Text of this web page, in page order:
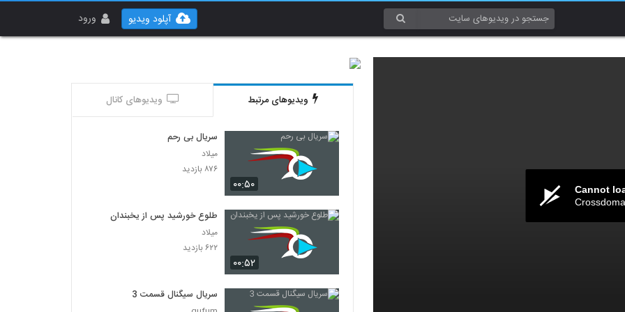
ورود آپلود ویدیو
Cannot
ویدیوهای مرتبط ویدیوهای کانال
۰۰:۵۰
سریال بی رحم
میلاد
۸۷۶ بازدید
۰۰:۵۲
طلوع خورشید پس از یخبندان
میلاد
۶۲۲ بازدید
سریال سیگنال قسمت 3